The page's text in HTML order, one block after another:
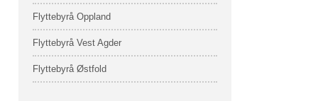
Flyttebyrå Oppland
Flyttebyrå Vest Agder
Flyttebyrå Østfold